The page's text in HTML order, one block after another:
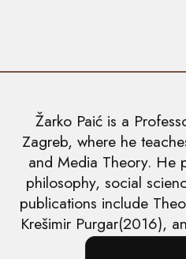
Žarko Paić is a
Zagreb, where he
and Media Theory. He
philosophy, social
publications include
Krešimir Purgar(2016),